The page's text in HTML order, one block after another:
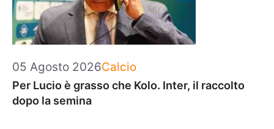
05 Agosto 2026Categorie
Calcio
Per Lucio è grasso che Kolo. Inter, il raccolto
dopo la semina